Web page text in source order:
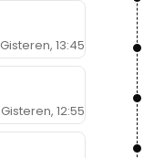
Gisteren, 13:45
Gisteren, 12:55